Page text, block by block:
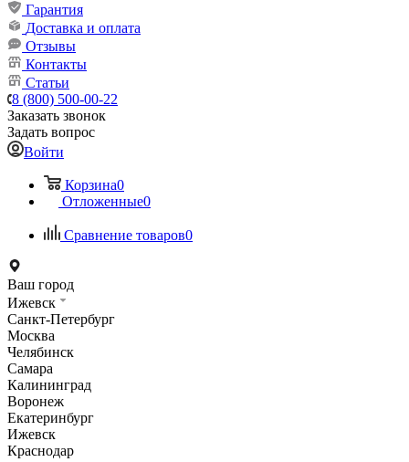
Гарантия
Доставка и оплата
Отзывы
Контакты
Статьи
8 (800) 500-00-22
Заказать звонок
Задать вопрос
Войти
Корзина0
Отложенные0
Сравнение товаров0
Ваш город
Ижевск
Санкт-Петербург
Москва
Челябинск
Самара
Калининград
Воронеж
Екатеринбург
Ижевск
Краснодар